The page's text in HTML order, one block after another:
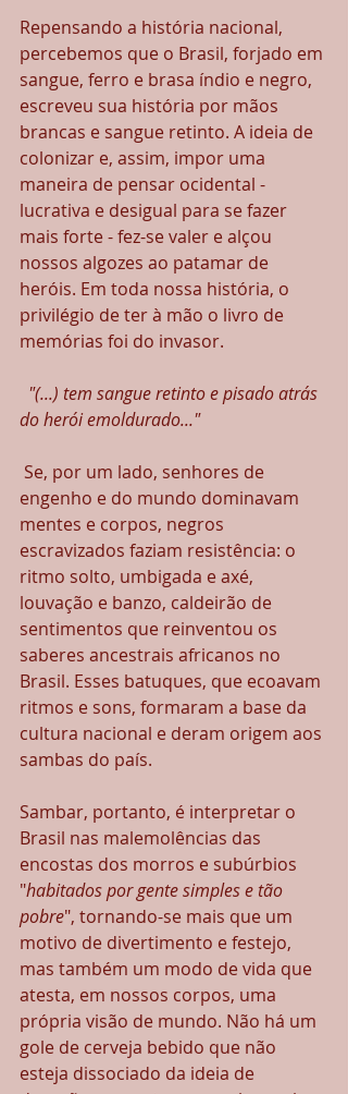
Repensando a história nacional,
percebemos que o Brasil, forjado em
sangue, ferro e brasa índio e negro,
escreveu sua história por mãos
brancas e sangue retinto. A ideia de
colonizar e, assim, impor uma
maneira de pensar ocidental -
lucrativa e desigual para se fazer
mais forte - fez-se valer e alçou
nossos algozes ao patamar de
heróis. Em toda nossa história, o
privilégio de ter à mão o livro de
memórias foi do invasor.
"(...) tem sangue retinto e pisado atrás
do herói emoldurado..."
engenho e do mundo dominavam
mentes e corpos, negros
escravizados faziam resistência: o
ritmo solto, umbigada e axé,
louvação e banzo, caldeirão de
sentimentos que reinventou os
saberes ancestrais africanos no
Brasil. Esses batuques, que ecoavam
ritmos e sons, formaram a base da
cultura nacional e deram origem aos
sambas do país.
Sambar, portanto, é interpretar o
Brasil nas malemolências das
encostas dos morros e subúrbios
"habitados por gente simples e tão
pobre", tornando-se mais que um
motivo de divertimento e festejo,
mas também um modo de vida que
atesta, em nossos corpos, uma
própria visão de mundo. Não há um
gole de cerveja bebido que não
esteja dissociado da ideia de